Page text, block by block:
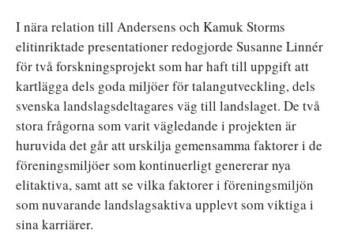
I nära relation till Andersens och Kamuk Storms
elitinriktade presentationer redogjorde Susanne Linnér
för två forskningsprojekt som har haft till uppgift att
kartlägga dels goda miljöer för talangutveckling, dels
svenska landslagsdeltagares väg till landslaget. De två
stora frågorna som varit vägledande i projekten är
huruvida det går att urskilja gemensamma faktorer i de
föreningsmiljöer som kontinuerligt genererar nya
elitaktiva, samt att se vilka faktorer i föreningsmiljön
som nuvarande landslagsaktiva upplevt som viktiga i
sina karriärer.